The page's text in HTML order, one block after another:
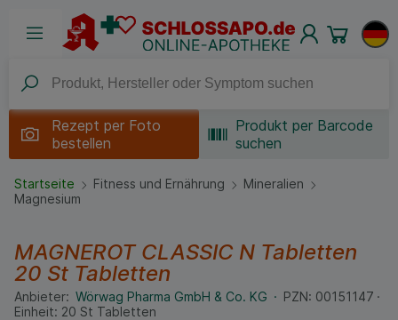
Rezept per Foto
bestellen
Produkt per Barcode
suchen
Startseite Fitness und Ernährung
Mineralien
Magnesium
MAGNEROT CLASSIC N Tabletten
20 St Tabletten
Anbieter: Wörwag Pharma GmbH & Co. KG PZN: 00151147
Einheit: 20 St Tabletten